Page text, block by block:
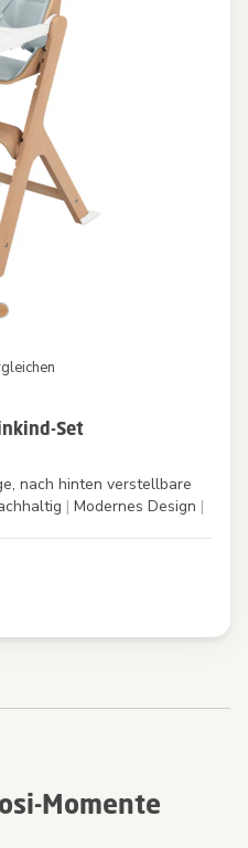
Set
nach hinten verstellbare
| Modernes Design |
Momente